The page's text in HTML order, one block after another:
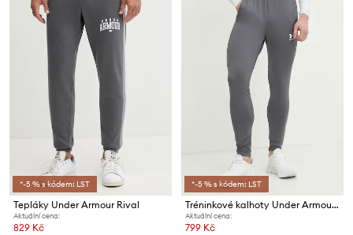
*-5 % s kódem: LST
Tepláky Under Armour Rival
Aktuální cena:
829 Kč
*-5 % s kódem: LST
Tréninkové kalhoty Under Armour Challenger
Aktuální cena:
799 Kč